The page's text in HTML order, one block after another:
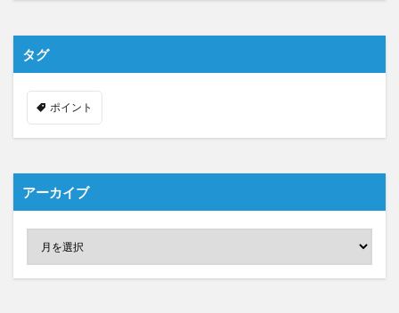
タグ
ポイント
アーカイブ